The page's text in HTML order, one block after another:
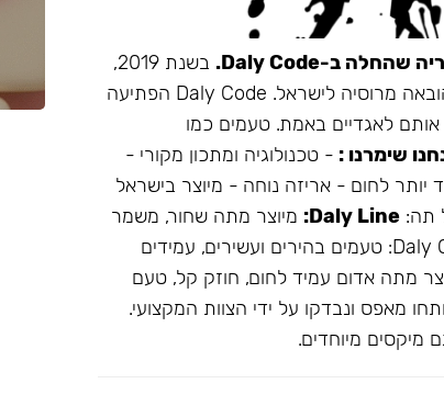
בשנת 2019,
זו הייתה תערובת התה הראשונה שהובאה מרוסיה לישראל. Daly Code הפתיעה
לאגדיים באמת. טעמים כמו
שימרנו : - טכנולוגיה ומתכון מקורי -
יותר לחום - אריזה נוחה - מיוצר בישראל
Daly Line: מיוצר מתה שחור, משמר
במלואו את המתכון המקורי של Daly Code: טעמים בהירים ועשירים, עמידים
מתה אדום עמיד לחום, חוזק קל, טעם
מאפס ונבדקו על ידי הצוות המקצועי.
מיקסים מיוחדים.